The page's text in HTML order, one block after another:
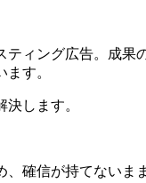
ィング広告。成
す。
します。
確信が持てないま